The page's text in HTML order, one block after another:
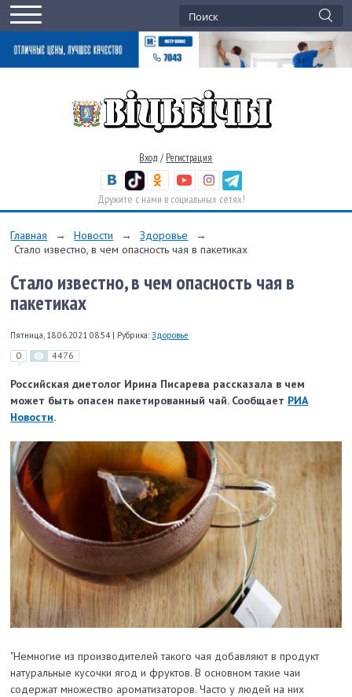
Вход / Регистрация
Дружите с нами в социальных сетях!
Главная → Новости → Здоровье
→
Стало известно, в чем опасность чая в пакетиках
Стало известно, в чем опасность чая в
пакетиках
Пятница, 18.06.2021 08:54 | Рубрика: Здоровье
0 4476
Российская диетолог Ирина Писарева рассказала в чем
может быть опасен пакетированный чай. Сообщает РИА
Новости.
"Немногие из производителей такого чая добавляют в продукт
натуральные кусочки ягод и фруктов. В основном такие чаи
содержат множество ароматизаторов. Часто у людей на них